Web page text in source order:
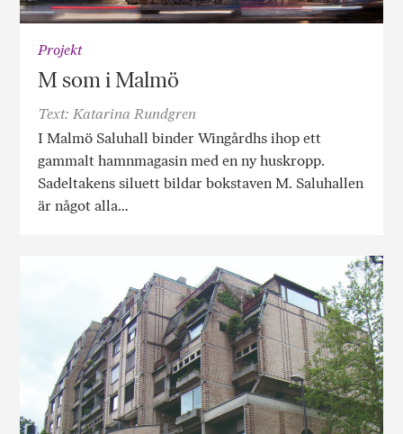
Projekt
M som i Malmö
Text: Katarina Rundgren
I Malmö Saluhall binder Wingårdhs ihop ett
gammalt hamnmagasin med en ny huskropp.
Sadeltakens siluett bildar bokstaven M. Saluhallen
är något alla…